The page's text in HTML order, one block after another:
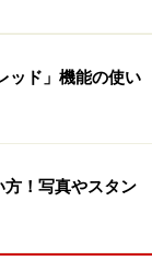
ご確認くださ
ッド」機能の使い
！写真やスタン